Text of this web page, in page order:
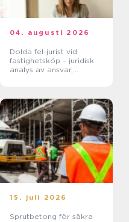
04. augusti 2026
Dolda fel-jurist vid
fastighetsköp – juridisk
analys av ansvar,
15. juli 2026
Sprutbetong för säkra